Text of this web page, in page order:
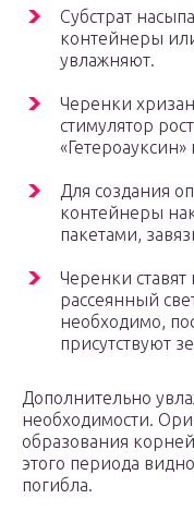
Субстрат
контейнеры
увлажняют.
Черенки
стимулятор
Для создания
контейнеры
пакетами,
Черенки
рассеянный
необходимо,
присутствуют
Дополнительно
необходимости.
образования
этого периода
погибла.